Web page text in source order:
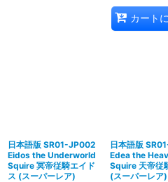
カート
日本語版 SR01-JP002
Eidos the Underworld
Squire 冥帝従騎エイド
ス (スーパーレア)
日本語版
Edea the
Squire 天帝従
(スーパーレア)